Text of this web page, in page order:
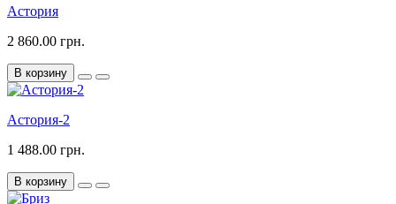
Астория
2 860.00 грн.
В корзину
Астория-2
1 488.00 грн.
В корзину